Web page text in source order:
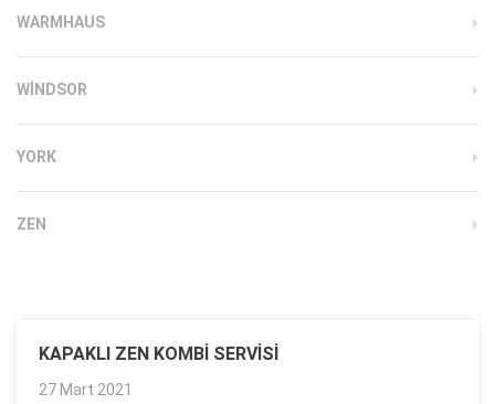
WARMHAUS
WINDSOR
YORK
ZEN
KAPAKLI ZEN KOMBI SERVISI
27 Mart 2021